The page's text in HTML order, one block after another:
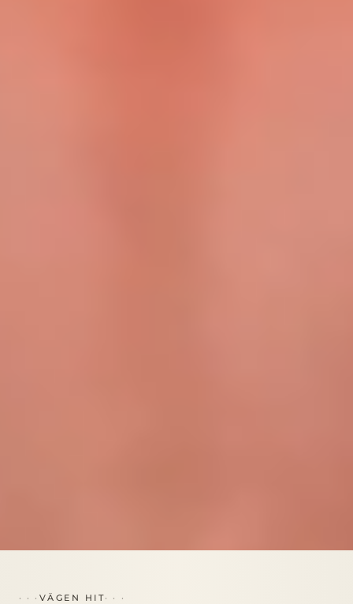
VÄGEN HIT